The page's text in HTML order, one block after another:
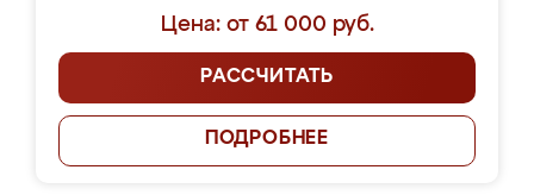
Цена: от 61 000 руб.
РАССЧИТАТЬ
ПОДРОБНЕЕ